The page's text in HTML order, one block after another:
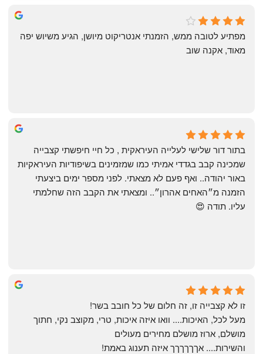
michal gottfried
4 months ago
שי
4 months ago
מאוד, אקנה שוב
Yonatan Menashe
6 months ago
עליו. תודה 😍
זו לא קצבייה זו, זה חלום של כל חובב בשר!
מושלם, ארוז מושלם מחירים מעולים
והשירות.... אךךךךךך איזה תענוג באמת!